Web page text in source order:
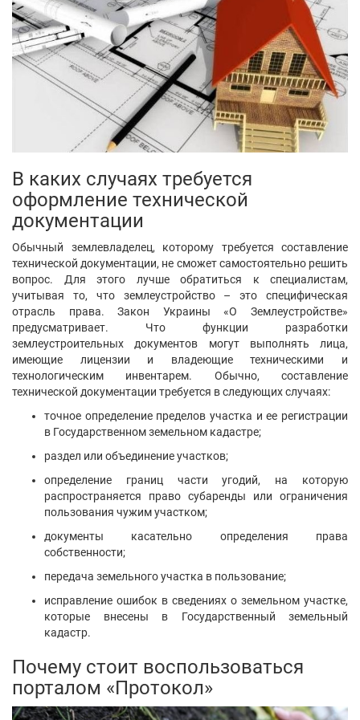
Шиманська Ганна Анатоліївна
Белгород-Днестровский Показать контакты
Написать
сообщение
Яковенко Ник
СумыПоказать контакты
84 20 0
Написать
сообщение
Матвєєв Станіслав Іванович
ХарьковПоказать контакты
76 20
Написать
ГАРАНТ КАДАСТР
сообщение